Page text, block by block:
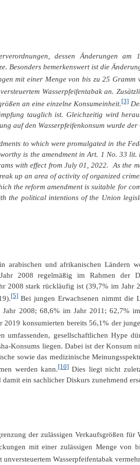
dessen Änderungen
Besonders bemerkenswert ist die
mit einer Menge von bis zu 25 Gramm
Wasserpfeifentabak an.
an eine einzelne Konsumeinheit.[3]
tauglich ist. Gleichzeitig wird
auf den Wasserpfeifenkonsum wurde
to which were promulgated in the
is the amendment in Art. 1 No. 33
with effect from July 01, 2022. As
up an area of activity of organized
the reform amendment is suitable for
the political intentions of the Union
arabischen und afrikanischen Ländern
2008 regelmäßig im Rahmen der
2008 stark rückläufig ist (39,7% im
[5] Bei jungen Erwachsenen nimmt die
2008; 68,6% im Jahr 2011; 62,7%
konsumierten bereits 56,1% der
umfassenden, gesellschaftlichen Hype
Konsums liegen. Dabei ist der
sowie das medizinische
werden kann.[10] Dies liegt nicht
ein sachlicher Diskurs zunehmend
der zulässigen Verkaufsgrößen
mit einer zulässigen Menge von
Wasserpfeifentabak